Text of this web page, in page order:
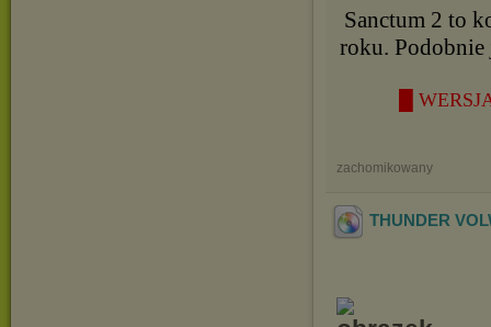
Sanctum 2 to
roku. Podobnie
█
zachomikowany
THUNDER